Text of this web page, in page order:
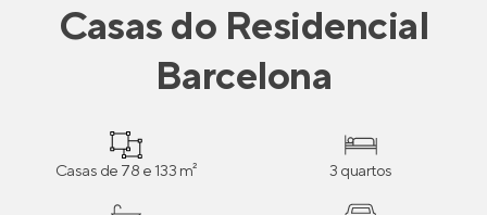
Casasdo Residencial
Barcelona
Casas de 78 e 133 m² 3 quartos